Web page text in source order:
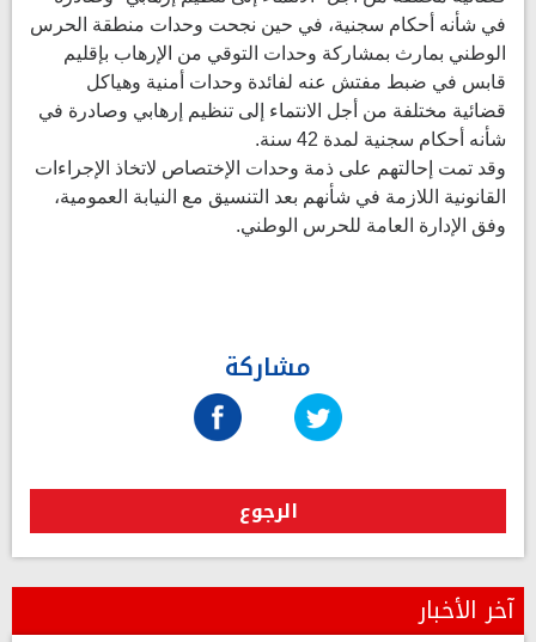
في شأنه أحكام سجنية، في حين نجحت وحدات منطقة الحرس
الوطني بمارث بمشاركة وحدات التوقي من الإرهاب بإقليم
قابس في ضبط مفتش عنه لفائدة وحدات أمنية وهياكل
قضائية مختلفة من أجل الانتماء إلى تنظيم إرهابي وصادرة في
شأنه أحكام سجنية لمدة 42 سنة.
وقد تمت إحالتهم على ذمة وحدات الإختصاص لاتخاذ الإجراءات
القانونية اللازمة في شأنهم بعد التنسيق مع النيابة العمومية،
وفق الإدارة العامة للحرس الوطني.
مشاركة
الرجوع
آخر الأخبار